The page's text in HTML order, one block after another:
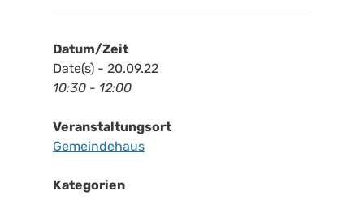
Datum/Zeit
Date(s) - 20.09.22
10:30 - 12:00
Veranstaltungsort
Gemeindehaus
Kategorien